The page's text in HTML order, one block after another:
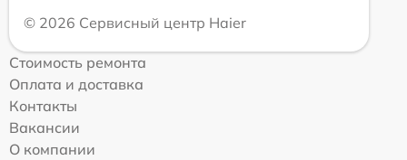
© 2026 Сервисный центр Haier
Стоимость ремонта
Оплата и доставка
Контакты
Вакансии
О компании